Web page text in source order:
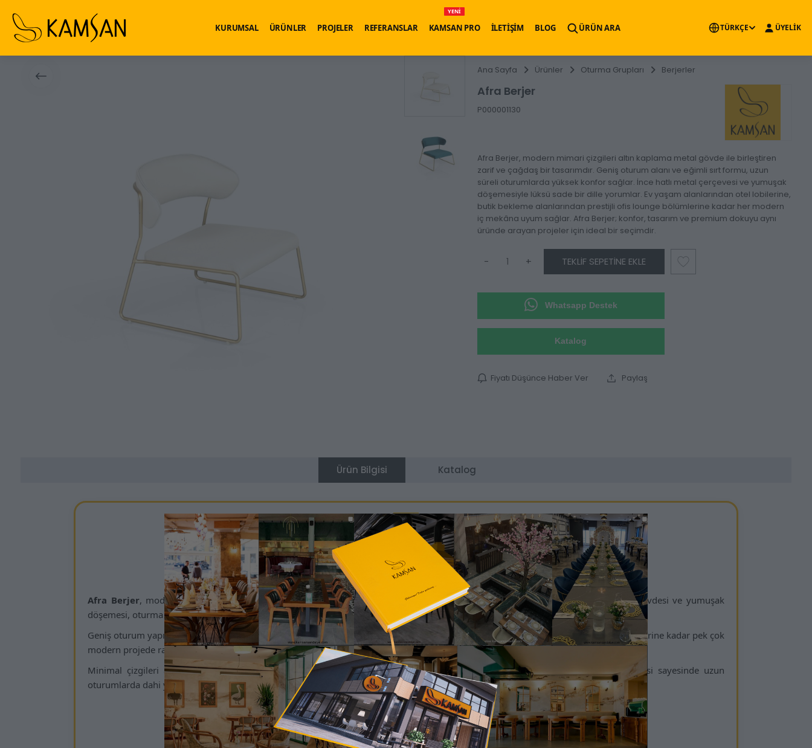
KURUMSAL ÜRÜNLER PROJELER REFERANSLAR
YENİ
KAMSAN PRO İLETİŞİM BLOG ÜRÜN ARA TÜRKÇE ÜYELİK
Ana Sayfa Ürünler Oturma Grupları Berjerler
Afra Berjer
P000001130
Afra Berjer, modern mimari çizgileri altın kaplama metal gövde ile birleştiren
zarif ve çağdaş bir tasarımdır. Geniş oturum alanı ve eğimli sırt formu, uzun
süreli oturumlarda yüksek konfor sağlar. İnce hatlı metal çerçevesi ve yumuşak
döşemesiyle lüksü sade bir dille yorumlar. Ev yaşam alanlarından otel lobilerine,
butik bekleme alanlarından prestijli ofis lounge bölümlerine kadar her modern
iç mekâna uyum sağlar. Afra Berjer; konfor, tasarım ve premium dokuyu aynı
üründe arayan projeler için ideal bir seçimdir.
- + TEKLIF SEPETINE EKLE
Whatsapp Destek
Katalog
Fiyatı Düşünce Haber Ver Paylaş
Ürün Bilgisi Katalog
Afra Berjer
Kamsan Sandalye – Bursa İnegöl Mobilya • Modern – Altın Ayaklı Premium Berjer
Afra Berjer, modern iç mekân tasarımlarında lüks dokunuş arayanlar için geliştirilmiş özel bir modeldir. Altın kaplama metal gövdesi ve yumuşak
döşemesi, oturma alanına zarafet ve konforu aynı anda taşır.
Geniş oturum yapısı, ergonomik sırt eğimi ve tasarımın bütünlüğünü koruyan hafif formu sayesinde; ev yaşam alanlarından otel lobilerine kadar pek çok
modern projede rahatlıkla tercih edilir.
Minimal çizgileri altın tonlarla buluşturan Afra Berjer, modern dekorasyona değer katan estetik bir seçimdir. Yumuşak döşemesi sayesinde uzun
oturumlarda dahi yüksek konfor sunarak iç mekânların vazgeçilmez tamamlayıcısı olur.
Ürünü Katalogda Hemen İncele
×